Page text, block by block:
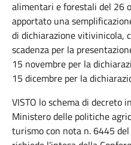
alimentari e forestali del 26
apportato una
di dichiarazione vitivinicola,
scadenza per la
15 novembre per la
15 dicembre per la
VISTO lo schema di decreto
Ministero delle politiche
turismo con nota n. 6445